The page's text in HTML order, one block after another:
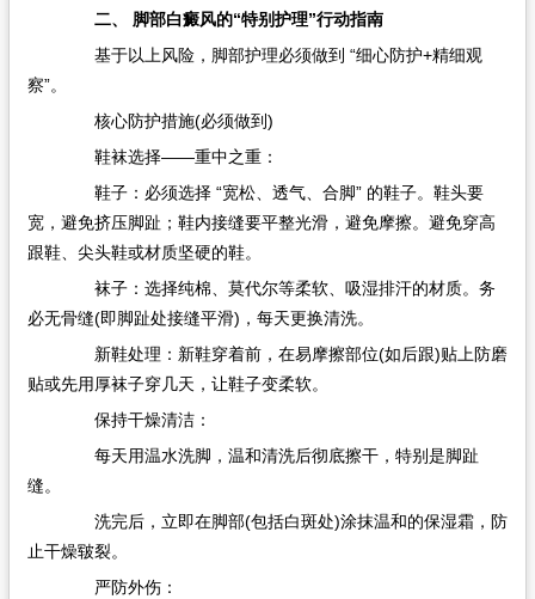
二、 脚部白癜风的“特别护理”行动指南
基于以上风险，脚部护理必须做到 “细心防护+精细观
察”。
核心防护措施(必须做到)
鞋袜选择——重中之重：
鞋子：必须选择 “宽松、透气、合脚”​ 的鞋子。鞋头要
宽，避免挤压脚趾；鞋内接缝要平整光滑，避免摩擦。避免穿高
跟鞋、尖头鞋或材质坚硬的鞋。
袜子：选择纯棉、莫代尔等柔软、吸湿排汗的材质。务
必无骨缝(即脚趾处接缝平滑)，每天更换清洗。
新鞋处理：新鞋穿着前，在易摩擦部位(如后跟)贴上防磨
贴或先用厚袜子穿几天，让鞋子变柔软。
保持干燥清洁：
每天用温水洗脚，温和清洗后彻底擦干，特别是脚趾
缝。
洗完后，立即在脚部(包括白斑处)涂抹温和的保湿霜，防
止干燥皲裂。
严防外伤：